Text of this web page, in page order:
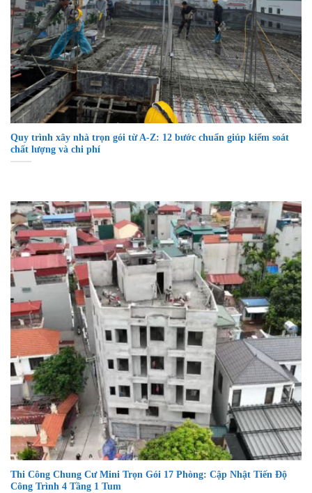
Quy trình xây nhà trọn gói từ A-Z: 12 bước chuẩn giúp kiểm soát
chất lượng và chi phí
Thi Công Chung Cư Mini Trọn Gói 17 Phòng: Cập Nhật Tiến Độ
Công Trình 4 Tầng 1 Tum